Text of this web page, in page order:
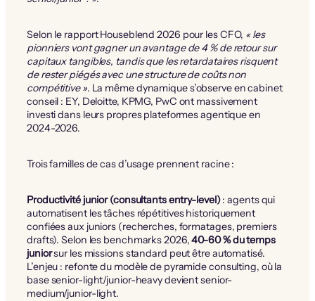
Selon le rapport Houseblend 2026 pour les CFO, « les
pionniers vont gagner un avantage de 4 % de retour sur
capitaux tangibles, tandis que les retardataires risquent
de rester piégés avec une structure de coûts non
compétitive ». La même dynamique s’observe en cabinet
conseil : EY, Deloitte, KPMG, PwC ont massivement
investi dans leurs propres plateformes agentique en
2024-2026.
Trois familles de cas d’usage prennent racine :
Productivité junior (consultants entry-level): agents qui
automatisent les tâches répétitives historiquement
confiées aux juniors (recherches, formatages, premiers
drafts). Selon les benchmarks 2026,40-60 % du temps
juniorsur les missions standard peut être automatisé.
L’enjeu : refonte du modèle de pyramide consulting, où la
base senior-light/junior-heavy devient senior-
medium/junior-light.